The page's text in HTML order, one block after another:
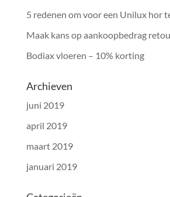
5 redenen om voor een Unilux hor
Maak kans op aankoopbedrag
Bodiax vloeren – 10% korting
Archieven
juni 2019
april 2019
maart 2019
januari 2019